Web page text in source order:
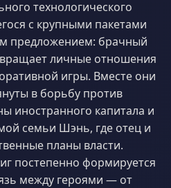
технологического
с крупными пакетами
предложением: брачный
личные отношения
игры. Вместе они
в борьбу против
иностранного капитала и
семьи Шэнь, где отец и
планы власти.
постепенно формируется
между героями — от